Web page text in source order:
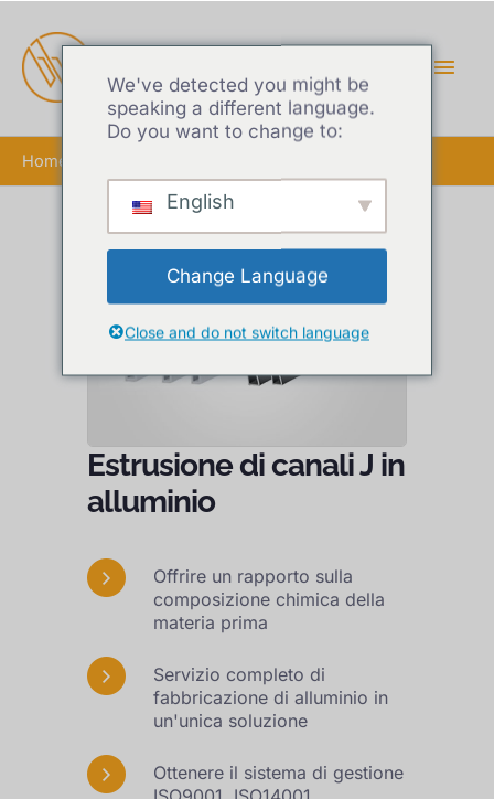
Home
Estrusione di canali J in
alluminio
Offrire un rapporto sulla
composizione chimica della
materia prima
Servizio completo di
fabbricazione di alluminio in
un'unica soluzione
Ottenere il sistema di gestione
We've detected you might be
speaking a different language.
Do you want to change to:
English
Change Language
Close and do not switch language